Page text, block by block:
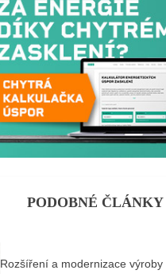
PODOBNÉ ČLÁNKY
Rozšíření a modernizace